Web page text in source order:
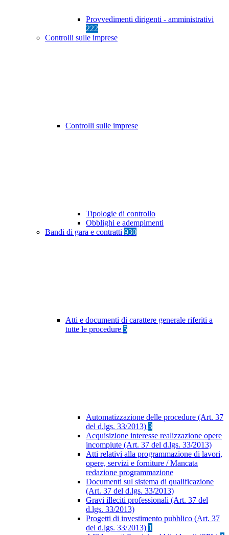
Provvedimenti dirigenti - amministrativi
222
Controlli sulle imprese
Controlli sulle imprese
Tipologie di controllo
Obblighi e adempimenti
Bandi di gara e contratti 930
Atti e documenti di carattere generale riferiti a
tutte le procedure 5
Automatizzazione delle procedure (Art. 37
del d.lgs. 33/2013) 3
Acquisizione interesse realizzazione opere
incompiute (Art. 37 del d.lgs. 33/2013)
Atti relativi alla programmazione di lavori,
opere, servizi e forniture / Mancata
redazione programmazione
Documenti sul sistema di qualificazione
(Art. 37 del d.lgs. 33/2013)
Gravi illeciti professionali (Art. 37 del
d.lgs. 33/2013)
Progetti di investimento pubblico (Art. 37
del d.lgs. 33/2013) 1